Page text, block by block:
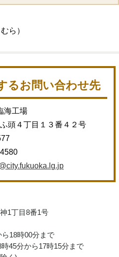
ら）
るお問い合わせ先
海工場
頭４丁目１３番４２号
1丁目8番1号
18時00分まで
45分から17時15分まで